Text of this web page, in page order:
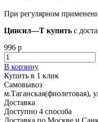
При регулярном
Цинсил—Т купить с
996 р
В корзину
Купить в 1 клик
Самовывоз
м.Таганская(фиолетовая),
Доставка
Доступно 4 способа
Доставка по Москве и